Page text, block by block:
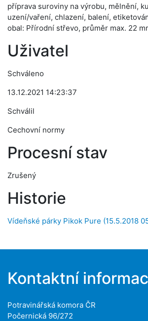
příprava suroviny na výrobu, mělnění,
uzení/vaření, chlazení, balení,
obal: Přírodní střevo, průměr max. 22
Uživatel
Schváleno
13.12.2021 14:23:37
Schválil
Cechovní normy
Procesní stav
Zrušený
Historie
Vídeňské párky Pikok Pure (15.5.2018
Kontaktní
Potravinářská komora ČR
Počernická 96/272